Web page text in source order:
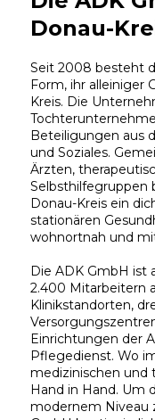
Donau-
Seit 2008 besteht
Form, ihr alleiniger
Kreis. Die
Beteiligungen aus
und Soziales.
Ärzten,
Selbsthilfegruppen
Donau-Kreis ein
stationären
wohnortnah und
Die ADK GmbH ist
2.400 Mitarbeitern
Klinikstandorten,
Einrichtungen der
Pflegedienst. Wo
medizinischen und
Hand in Hand. Um
modernem Niveau